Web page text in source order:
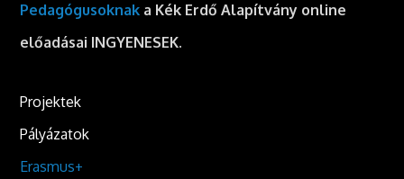
Pedagógusoknak a Kék Erdő Alapítvány online
előadásai INGYENESEK.
Projektek
Pályázatok
Erasmus+